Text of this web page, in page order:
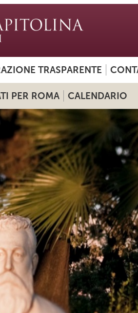
TRASPARENTE
PER ROMA CALENDARIO